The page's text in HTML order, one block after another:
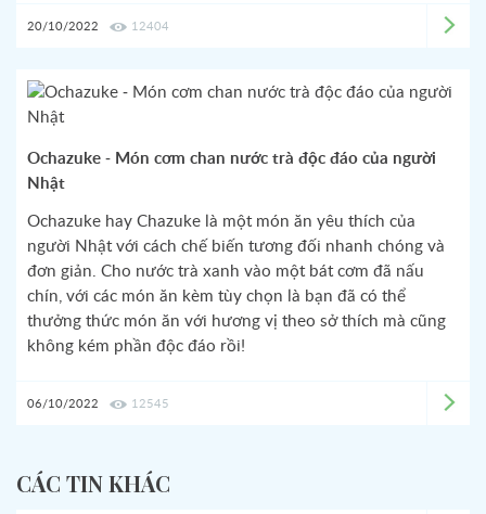
20/10/2022 12404
Ochazuke - Món cơm chan nước trà độc đáo của người
Nhật
Ochazuke hay Chazuke là một món ăn yêu thích của
người Nhật với cách chế biến tương đối nhanh chóng và
đơn giản. Cho nước trà xanh vào một bát cơm đã nấu
chín, với các món ăn kèm tùy chọn là bạn đã có thể
thưởng thức món ăn với hương vị theo sở thích mà cũng
không kém phần độc đáo rồi!
06/10/2022 12545
CÁC TIN KHÁC